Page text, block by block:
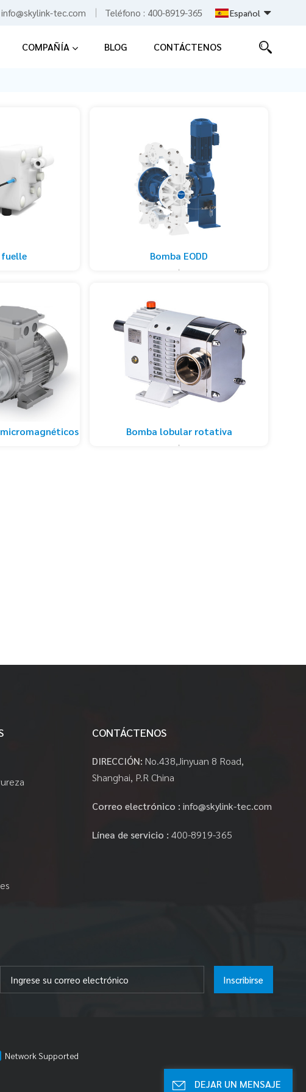
info@skylink-tec.com Teléfono : 400-8919-365 Español
COMPAÑÍA BLOG CONTÁCTENOS
fuelle Bomba EODD
Bomba lobular rotativa
CONTÁCTENOS
DIRECCIÓN: No.438,Jinyuan 8 Road,
Shanghai, P.R China
Correo electrónico :info@skylink-tec.com
Línea de servicio :400-8919-365
Inscribirse
Network Supported
DEJAR UN MENSAJE